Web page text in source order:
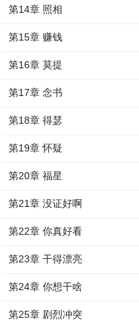
第14章 照相
第15章 赚钱
第16章 莫提
第17章 念书
第18章 得瑟
第19章 怀疑
第20章 福星
第21章 没证好啊
第22章 你真好看
第23章 干得漂亮
第24章 你想干啥
第25章 剧烈冲突